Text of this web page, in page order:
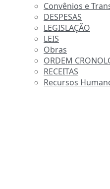
Convênios e
DESPESAS
LEGISLAÇÃO
LEIS
Obras
ORDEM
RECEITAS
Recursos